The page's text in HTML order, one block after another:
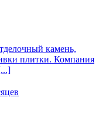
камень,
плитки. Компания